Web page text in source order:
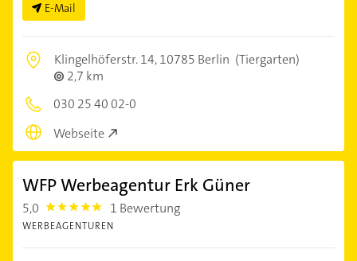
E-Mail
Klingelhöferstr. 14,10785 Berlin (Tiergarten)
2,7 km
030 25 40 02-0
Webseite
WFP Werbeagentur Erk Güner
5,0 5.0 1 Bewertung
WERBEAGENTUREN